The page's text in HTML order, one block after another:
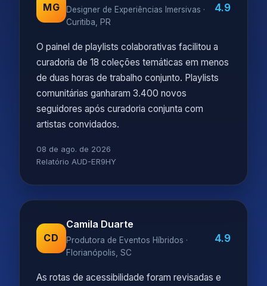
MG
Designer de Experiências Imersivas ·
Curitiba, PR
4.9
O painel de playlists colaborativas facilitou a
curadoria de 18 coleções temáticas em menos
de duas horas de trabalho conjunto. Playlists
comunitárias ganharam 3.400 novos
seguidores após curadoria conjunta com
artistas convidados.
08 de ago. de 2026
Relatório AUD-ER9HY
CD
Camila Duarte
Produtora de Eventos Híbridos ·
Florianópolis, SC
4.9
As rotas de acessibilidade foram revisadas e